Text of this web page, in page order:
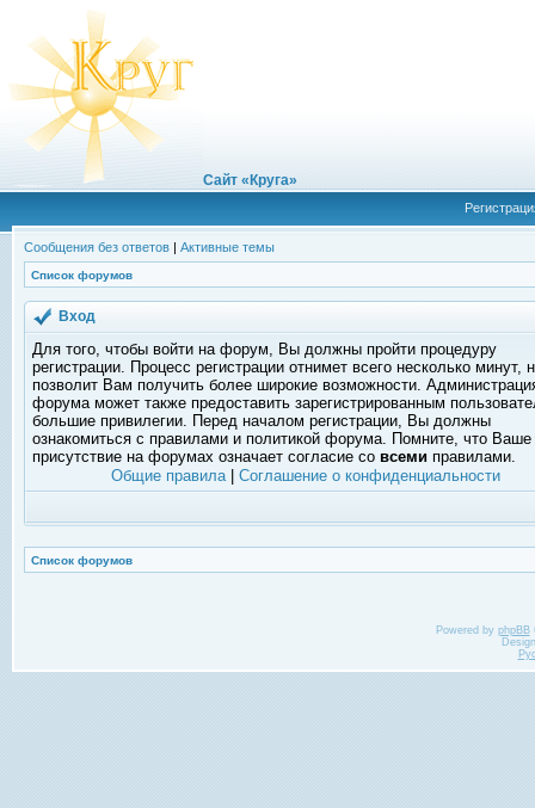
Сайт «Круга»
Сообщения без ответов | Активные темы
Список форумов
Вход
Для того, чтобы войти на форум, Вы должны пройти процедуру
регистрации. Процесс регистрации отнимет всего несколько минут,
позволит Вам получить более широкие возможности.
форума может также предоставить зарегистрированным
большие привилегии. Перед началом регистрации, Вы должны
ознакомиться с правилами и политикой форума. Помните, что Ваше
присутствие на форумах означает согласие со всеми правилами.
Общие правила| Соглашение о конфиденциальности
Список форумов
Powered by phpBB